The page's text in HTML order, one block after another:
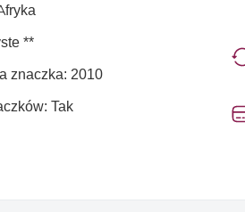
**
znaczka: 2010
Tak